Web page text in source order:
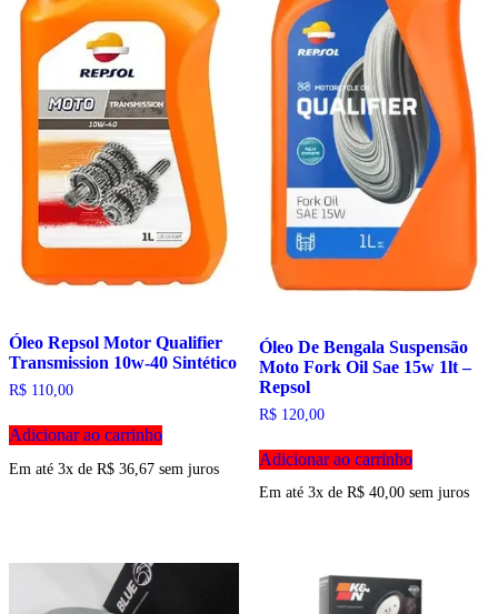
Óleo Repsol Motor Qualifier
Transmission 10w-40 Sintético
R$ 110,00
Adicionar ao carrinho
Em até 3x de R$ 36,67 sem juros
Óleo De Bengala Suspensão
Moto Fork Oil Sae 15w 1lt –
Repsol
R$120,00
Adicionar ao carrinho
Em até 3x de R$40,00 sem juros